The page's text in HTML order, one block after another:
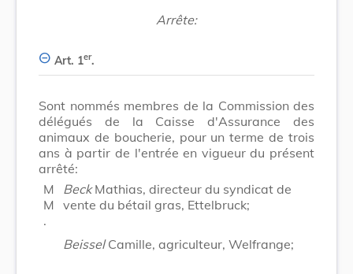
Arrête:
Art. 1er.
Sont nommés membres de la Commission des
délégués de la Caisse d'Assurance des
animaux de boucherie, pour un terme de trois
ans à partir de l'entrée en vigueur du présent
arrêté:
M
M
.
BeckMathias, directeur du syndicat de
vente du bétail gras, Ettelbruck;
BeisselCamille, agriculteur, Welfrange;